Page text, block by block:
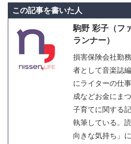
この記事を書いた人
駒野 彩子（フ
ランナー）
損害保険会社勤
者として音楽誌
にライターの仕
成などお金にま
子育てに関する
執筆している。
向きな気持ち」